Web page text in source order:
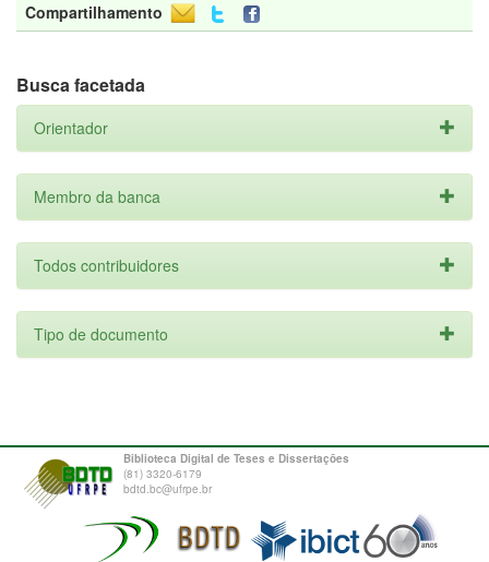
Compartilhamento
Busca facetada
Orientador
Membro da banca
Todos contribuidores
Tipo de documento
Biblioteca Digital de Teses e Dissertações
(81) 3320-6179
bdtd.bc@ufrpe.br